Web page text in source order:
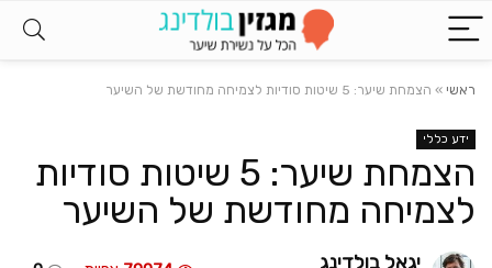
ראשי » הצמחת שיער: 5 שיטות סודיות לצמיחה מחודשת של השיער
ידע כללי
הצמחת שיער: 5 שיטות סודיות
לצמיחה מחודשת של השיער
יגאל בולדינג